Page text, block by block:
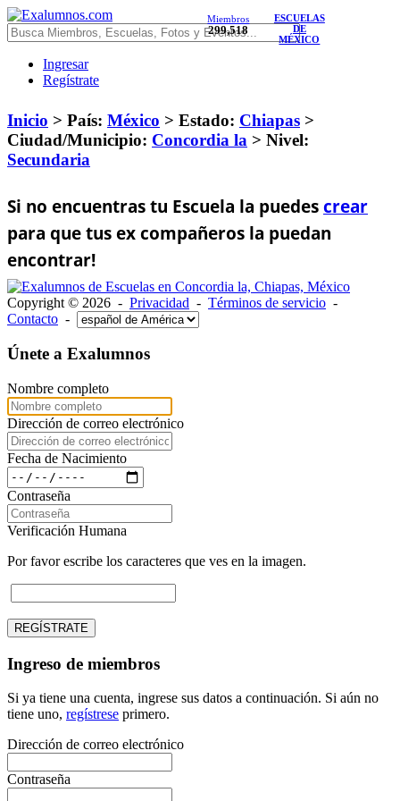
Miembros
299,518
ESCUELAS
DE
MÉXICO
Ingresar
Regístrate
Inicio > País: México > Estado: Chiapas >
Ciudad/Municipio: Concordia la > Nivel:
Secundaria
Si no encuentras tu Escuela la puedescrear
para que tus ex compañeros la puedan
encontrar!
Copyright © 2026 - Privacidad - Términos de servicio -
Contacto -
Únete a Exalumnos
Nombre completo
Dirección de correo electrónico
Fecha de Nacimiento
Contraseña
Verificación Humana
Por favor escribe los caracteres que ves en la imagen.
REGÍSTRATE
Ingreso de miembros
Si ya tiene una cuenta, ingrese sus datos a continuación. Si aún no
tiene uno, regístrese primero.
Dirección de correo electrónico
Contraseña